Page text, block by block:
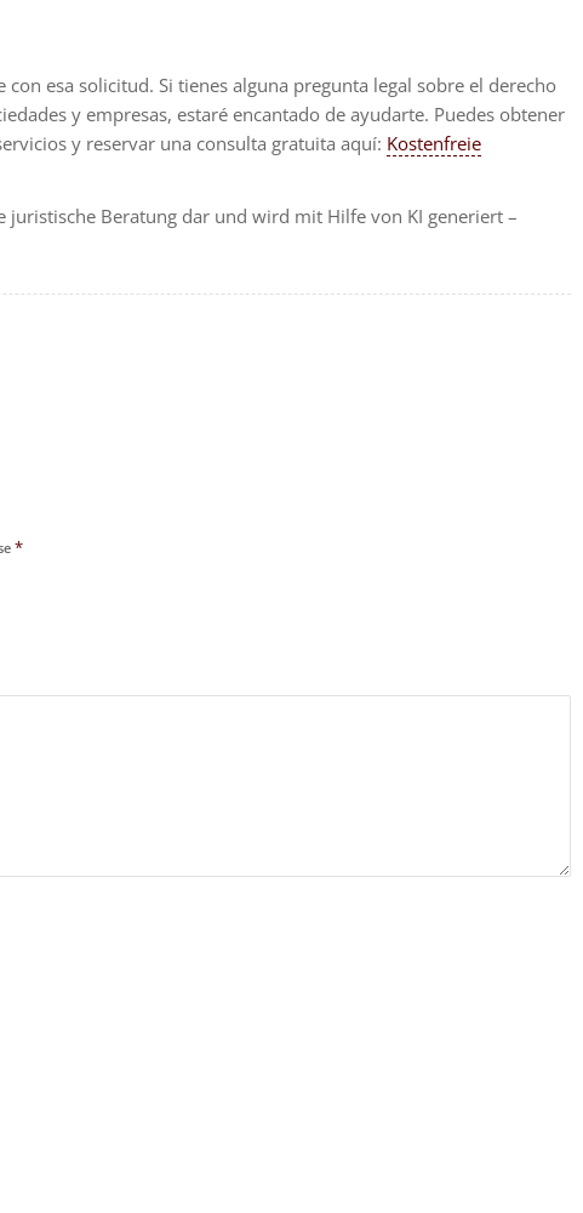
esa solicitud. Si tienes alguna pregunta legal sobre el derecho
y empresas, estaré encantado de ayudarte. Puedes obtener
y reservar una consulta gratuita aquí: Kostenfreie
juristische Beratung dar und wird mit Hilfe von KI generiert –
*